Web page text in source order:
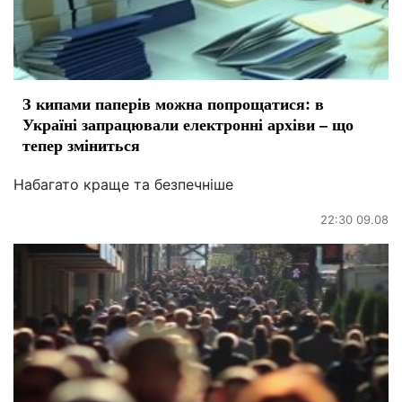
З кипами паперів можна попрощатися: в
Україні запрацювали електронні архіви – що
тепер зміниться
Набагато краще та безпечніше
22:30 09.08